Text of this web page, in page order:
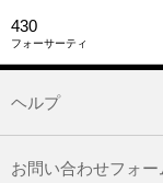
430
フォーサーティ
ヘルプ
お問い合わせフォー